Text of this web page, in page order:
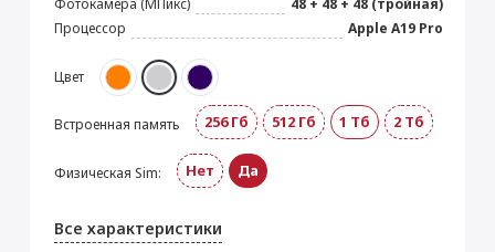
Фотокамера (МПикс)
48 + 48 + 48 (тройная)
Процессор
Apple A19 Pro
Цвет
Встроенная память 256 Гб 512 Гб 1 Тб 2 Тб
Физическая Sim: Нет Да
Все характеристики